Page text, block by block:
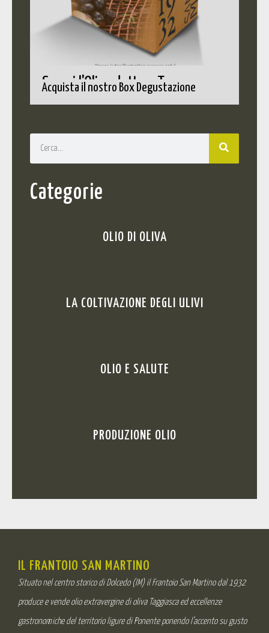
Scopri l'Olio adatto a Te
Acquista il nostro Box Degustazione
Categorie
OLIO DI OLIVA
LA COLTIVAZIONE DEGLI ULIVI
OLIO E SALUTE
PRODUZIONE OLIO
IL FRANTOIO SAN MARTINO
Situato nel centro storico di Dolcedo (IM) il Frantoio San Martino dal 1932
produce e vende olio extravergine di oliva Taggiasca ed eccellenze
gastronomiche del territorio ligure di Ponente ponendo l’accento su gusto